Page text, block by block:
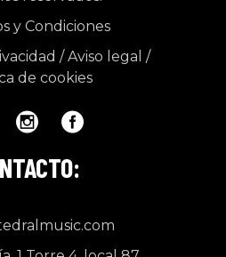
y Condiciones
/Aviso legal /
de cookies